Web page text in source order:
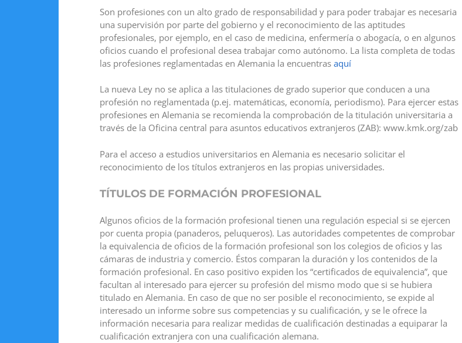
Son profesiones con un alto grado de responsabilidad y para poder trabajar es necesaria
una supervisión por parte del gobierno y el reconocimiento de las aptitudes
profesionales, por ejemplo, en el caso de medicina, enfermería o abogacía, o en algunos
oficios cuando el profesional desea trabajar como autónomo. La lista completa de todas
las profesiones reglamentadas en Alemania la encuentras aquí
La nueva Ley no se aplica a las titulaciones de grado superior que conducen a una
profesión no reglamentada (p.ej. matemáticas, economía, periodismo). Para ejercer estas
profesiones en Alemania se recomienda la comprobación de la titulación universitaria a
través de la Oficina central para asuntos educativos extranjeros (ZAB): www.kmk.org/zab
Para el acceso a estudios universitarios en Alemania es necesario solicitar el
reconocimiento de los títulos extranjeros en las propias universidades.
TÍTULOS DE FORMACIÓN PROFESIONAL
Algunos oficios de la formación profesional tienen una regulación especial si se ejercen
por cuenta propia (panaderos, peluqueros). Las autoridades competentes de comprobar
la equivalencia de oficios de la formación profesional son los colegios de oficios y las
cámaras de industria y comercio. Éstos comparan la duración y los contenidos de la
formación profesional. En caso positivo expiden los “certificados de equivalencia”, que
facultan al interesado para ejercer su profesión del mismo modo que si se hubiera
titulado en Alemania. En caso de que no ser posible el reconocimiento, se expide al
interesado un informe sobre sus competencias y su cualificación, y se le ofrece la
información necesaria para realizar medidas de cualificación destinadas a equiparar la
cualificación extranjera con una cualificación alemana.